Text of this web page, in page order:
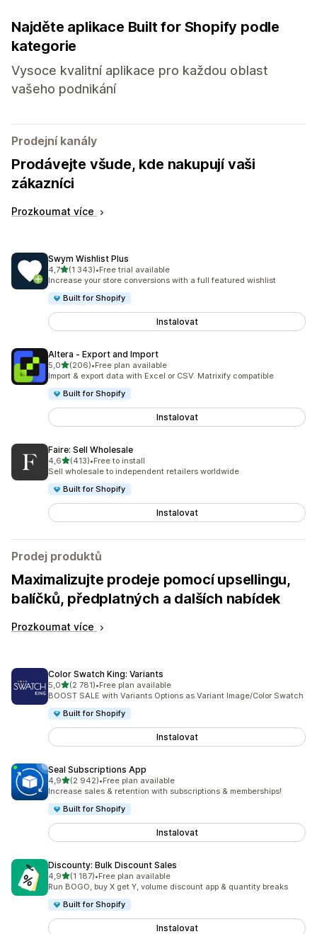
Najděte aplikace Built for Shopify podle
kategorie
Vysoce kvalitní aplikace pro každou oblast
vašeho podnikání
Prodejní kanály
Prodávejte všude, kde nakupují vaši
zákazníci
Prozkoumat více
Swym Wishlist Plus
4,7z 5 hvězd
(1 343)
Celkový počet recenzí: 1343
•Free trial available
Increase your store conversions with a full featured wishlist
Built for Shopify
Instalovat
Altera ‑ Export and Import
5,0z 5 hvězd
(206)
Celkový počet recenzí: 206
•Free plan available
Import & export data with Excel or CSV. Matrixify compatible
Built for Shopify
Instalovat
Faire: Sell Wholesale
4,6z 5 hvězd
(413)
Celkový počet recenzí: 413
•Free to install
Sell wholesale to independent retailers worldwide
Built for Shopify
Instalovat
Prodej produktů
Maximalizujte prodeje pomocí upsellingu,
balíčků, předplatných a dalších nabídek
Prozkoumat více
Color Swatch King: Variants
5,0z 5 hvězd
(2 781)
Celkový počet recenzí: 2781
•Free plan available
BOOST SALE with Variants Options as Variant Image/Color Swatch
Built for Shopify
Instalovat
Seal Subscriptions App
4,9z 5 hvězd
(2 942)
Celkový počet recenzí: 2942
•Free plan available
Increase sales & retention with subscriptions & memberships!
Built for Shopify
Instalovat
Discounty: Bulk Discount Sales
4,9z 5 hvězd
(1 187)
Celkový počet recenzí: 1187
•Free plan available
Run BOGO, buy X get Y, volume discount app & quantity breaks
Built for Shopify
Instalovat